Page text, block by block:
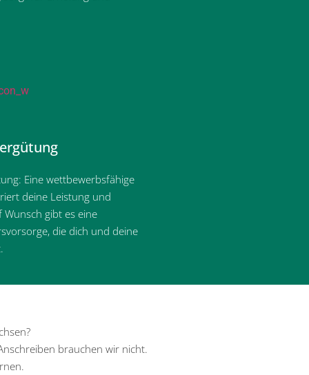
Eine wettbewerbsfähige
deine Leistung und
Wunsch gibt es eine
die dich und deine
brauchen wir nicht.